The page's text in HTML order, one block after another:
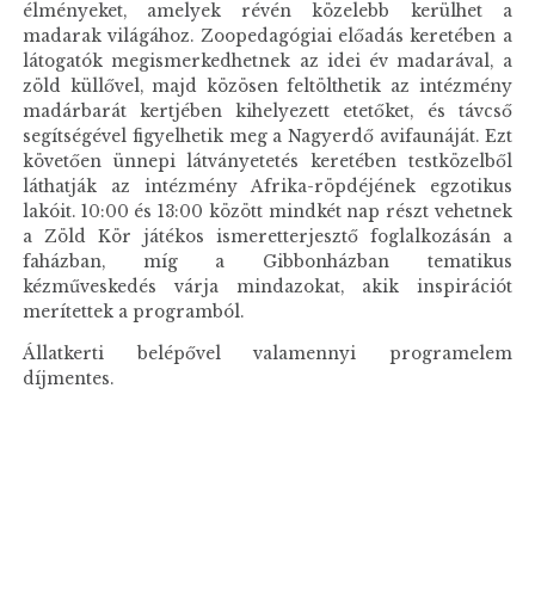
élményeket, amelyek révén közelebb kerülhet a
madarak világához. Zoopedagógiai előadás keretében a
látogatók megismerkedhetnek az idei év madarával, a
zöld küllővel, majd közösen feltölthetik az intézmény
madárbarát kertjében kihelyezett etetőket, és távcső
segítségével figyelhetik meg a Nagyerdő avifaunáját. Ezt
követően ünnepi látványetetés keretében testközelből
láthatják az intézmény Afrika-röpdéjének egzotikus
lakóit. 10:00 és 13:00 között mindkét nap részt vehetnek
a Zöld Kör játékos ismeretterjesztő foglalkozásán a
faházban, míg a Gibbonházban tematikus
kézműveskedés várja mindazokat, akik inspirációt
merítettek a programból.
Állatkerti belépővel valamennyi programelem
díjmentes.